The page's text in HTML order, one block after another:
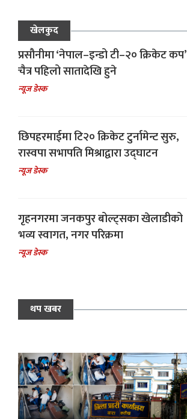
खेलकुद
प्रसौनीमा ‘नेपाल–इन्डो टी–२० क्रिकेट कप’
चैत्र पहिलो सातादेखि हुने
न्यूज डेस्क
छिपहरमाईमा टि२० क्रिकेट टुर्नामेन्ट सुरु,
रास्वपा सभापति मिश्राद्वारा उद्घाटन
न्यूज डेस्क
गृहनगरमा जनकपुर बोल्ट्सका खेलाडीको
भव्य स्वागत, नगर परिक्रमा
न्यूज डेस्क
थप खबर